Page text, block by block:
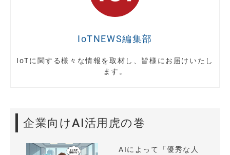
IoTNEWS編集部
IoTに関する様々な情報を取材し、皆様にお届けいたし
ます。
企業向けAI活用虎の巻
AIによって「優秀な人